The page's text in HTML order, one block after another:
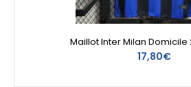
Maillot Inter Milan Domicile
17,80€